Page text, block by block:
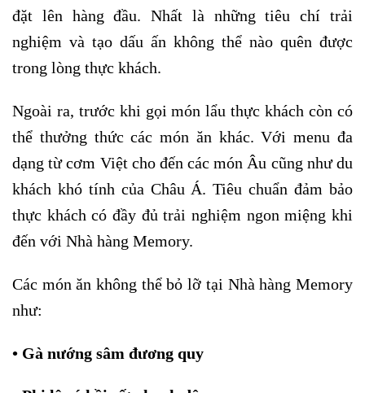
đặt lên hàng đầu. Nhất là những tiêu chí trải
nghiệm và tạo dấu ấn không thể nào quên được
trong lòng thực khách.
Ngoài ra, trước khi gọi món lẩu thực khách còn có
thể thưởng thức các món ăn khác. Với menu đa
dạng từ cơm Việt cho đến các món Âu cũng như du
khách khó tính của Châu Á. Tiêu chuẩn đảm bảo
thực khách có đầy đủ trải nghiệm ngon miệng khi
đến với Nhà hàng Memory.
Các món ăn không thể bỏ lỡ tại Nhà hàng Memory
như:
• Gà nướng sâm đương quy